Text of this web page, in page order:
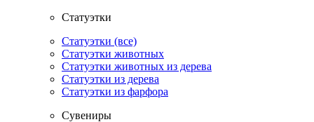
Статуэтки
Статуэтки (все)
Статуэтки животных
Статуэтки животных из дерева
Статуэтки из дерева
Статуэтки из фарфора
Сувениры